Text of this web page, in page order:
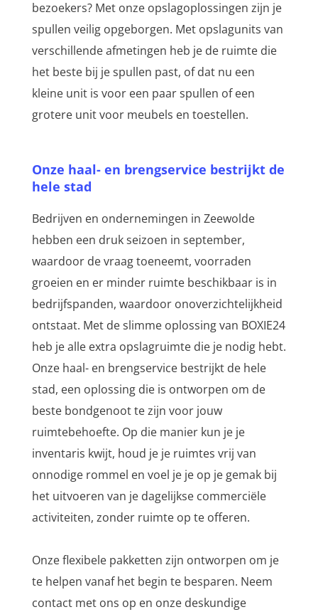
bezoekers? Met onze opslagoplossingen zijn je
spullen veilig opgeborgen. Met opslagunits van
verschillende afmetingen heb je de ruimte die
het beste bij je spullen past, of dat nu een
kleine unit is voor een paar spullen of een
grotere unit voor meubels en toestellen.
Onze haal- en brengservice bestrijkt de
hele stad
Bedrijven en ondernemingen in Zeewolde
hebben een druk seizoen in september,
waardoor de vraag toeneemt, voorraden
groeien en er minder ruimte beschikbaar is in
bedrijfspanden, waardoor onoverzichtelijkheid
ontstaat. Met de slimme oplossing van BOXIE24
heb je alle extra opslagruimte die je nodig hebt.
Onze haal- en brengservice bestrijkt de hele
stad, een oplossing die is ontworpen om de
beste bondgenoot te zijn voor jouw
ruimtebehoefte. Op die manier kun je je
inventaris kwijt, houd je je ruimtes vrij van
onnodige rommel en voel je je op je gemak bij
het uitvoeren van je dagelijkse commerciële
activiteiten, zonder ruimte op te offeren.
Onze flexibele pakketten zijn ontworpen om je
te helpen vanaf het begin te besparen. Neem
contact met ons op en onze deskundige